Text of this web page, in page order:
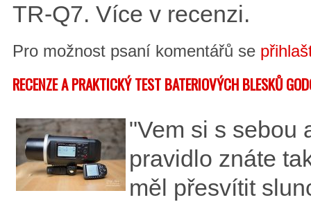
TR-Q7. Více v recenzi.
Pro možnost psaní komentářů se
RECENZE A PRAKTICKÝ TEST BATERIOVÝCH BLESKŮ
"Vem si s sebou
pravidlo znáte
měl přesvítit